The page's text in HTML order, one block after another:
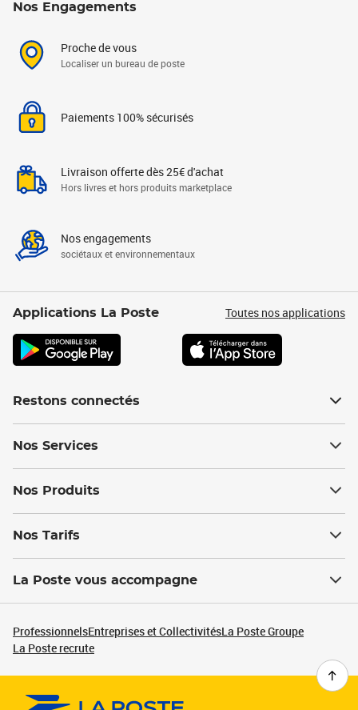
Nos Engagements
Proche de vous
Localiser un bureau de poste
Paiements 100% sécurisés
Livraison offerte dès 25€ d'achat
Hors livres et hors produits marketplace
Nos engagements
sociétaux et environnementaux
Applications La Poste Toutes nos applications
Restons connectés
Nos Services
Nos Produits
Nos Tarifs
La Poste vous accompagne
ProfessionnelsEntreprises et CollectivitésLa Poste Groupe
La Poste recrute